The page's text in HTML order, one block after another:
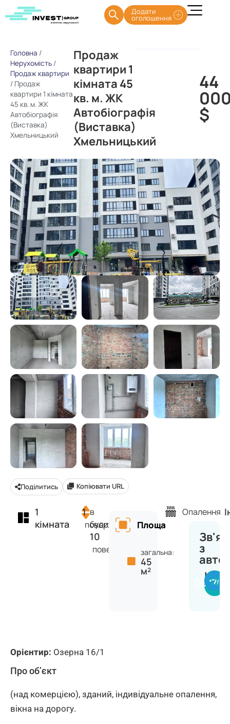
Додати
оголошення
Головна /
Нерухомість /
Продаж квартири
/ Продаж
квартири 1 кімната
45 кв. м. ЖК
Автобіографія
(Виставка)
Хмельницький
Продаж
квартири 1
кімната 45
кв. м. ЖК
Автобіографія
(Виставка)
Хмельницький
44
$
Поділитись Копіювати URL
1
кімната
1
поверх
в
будинку
10
поверхів
Площа
загальна:
45
м²
Опалення
з
Інна
Орієнтир: Озерна 16/1
Про об’єкт
(над комерцією), зданий, індивідуальне опалення,
вікна на дорогу.